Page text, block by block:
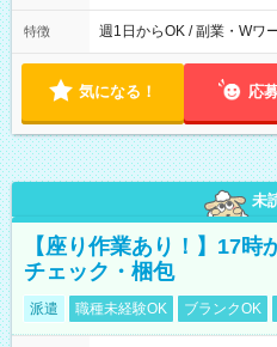
特徴 週1日からOK / 副業・Wワ
気になる！ 応
未
【座り作業あり！】17
チェック・梱包
派遣 職種未経験OK ブランクOK